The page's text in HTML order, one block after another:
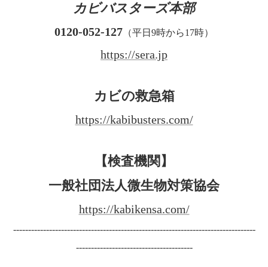
カビバスターズ本部
0120-052-127 （平日9時から17時）
https://sera.jp
カビの救急箱
https://kabibusters.com/
【検査機関】
一般社団法人微生物対策協会
https://kabikensa.com/
---------------------------------------------------------------------------------
---------------------------------------